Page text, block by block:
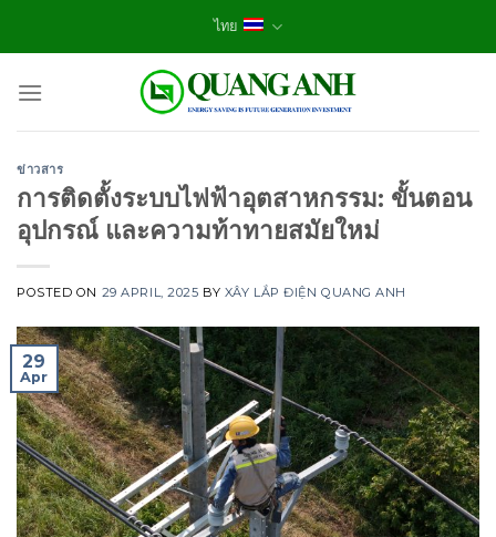
ไทย
ข่าวสาร
การติดตั้งระบบไฟฟ้าอุตสาหกรรม: ขั้นตอน
อุปกรณ์ และความท้าทายสมัยใหม่
POSTED ON 29 APRIL, 2025 BY XÂY LẮP ĐIỆN QUANG ANH
29
Apr